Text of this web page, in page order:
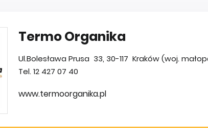
Termo Organika
Ul.Bolesława Prusa 33, 30-117 Kraków (woj.
Tel. 12 427 07 40
www.termoorganika.pl